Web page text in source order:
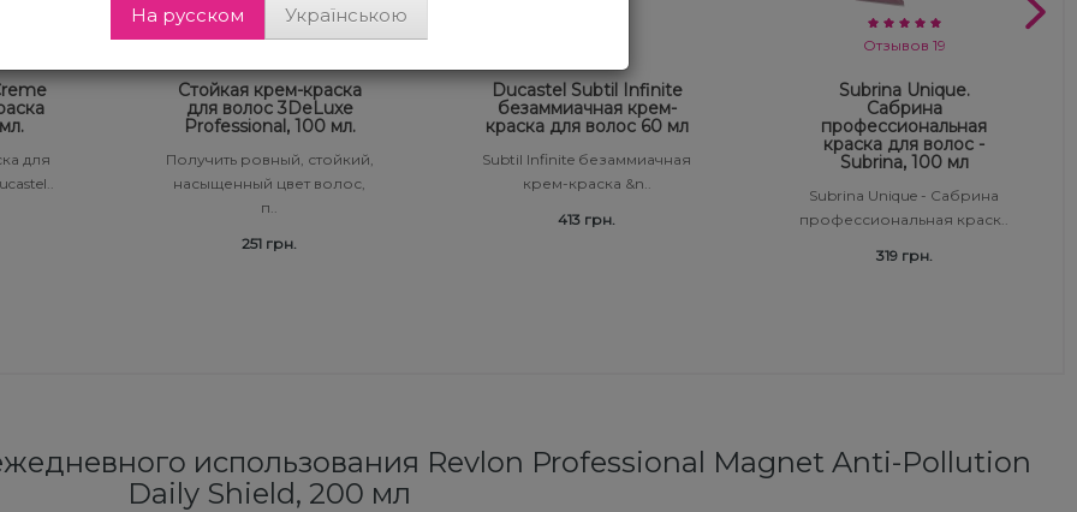
для
Отзывов 23
Стойкая крем-краска
для волос 3DeLuxe
Professional, 100 мл.
Получить ровный, стойкий,
насыщенный цвет волос,
п..
251 грн.
Ducastel Subtil Infinite
безаммиачная крем-
краска для волос 60 мл
Subtil Infinite безаммиачная
крем-краска &n..
413 грн.
Отзывов 19
Subrina Unique.
Сабрина
профессиональная
краска для волос -
Subrina, 100 мл
Subrina Unique - Сабрина
профессиональная краск..
319 грн.
использования Revlon Professional Magnet Anti-Pollution
Daily Shield, 200 мл
На русском Українською